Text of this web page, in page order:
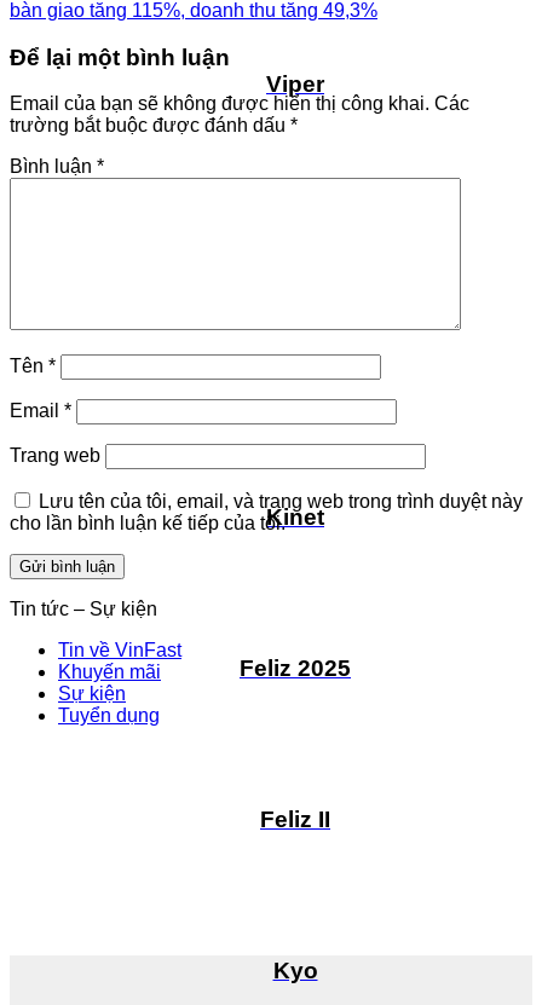
Viper
Kinet
Feliz 2025
Feliz II
Kyo
bàn giao tăng 115%, doanh thu tăng 49,3%
Để lại một bình luận
Email của bạn sẽ không được hiển thị công khai. Các
trường bắt buộc được đánh dấu *
Bình luận *
Tên *
Email *
Trang web
Lưu tên của tôi, email, và trang web trong trình duyệt này
cho lần bình luận kế tiếp của tôi.
Tin tức – Sự kiện
Tin về VinFast
Khuyến mãi
Sự kiện
Tuyển dụng